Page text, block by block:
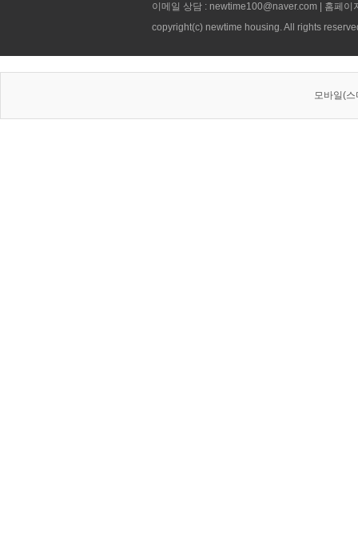
이메일 상담 : newtime100@naver.com | 홈페
copyright(c) newtime housing. All rights
모바일(